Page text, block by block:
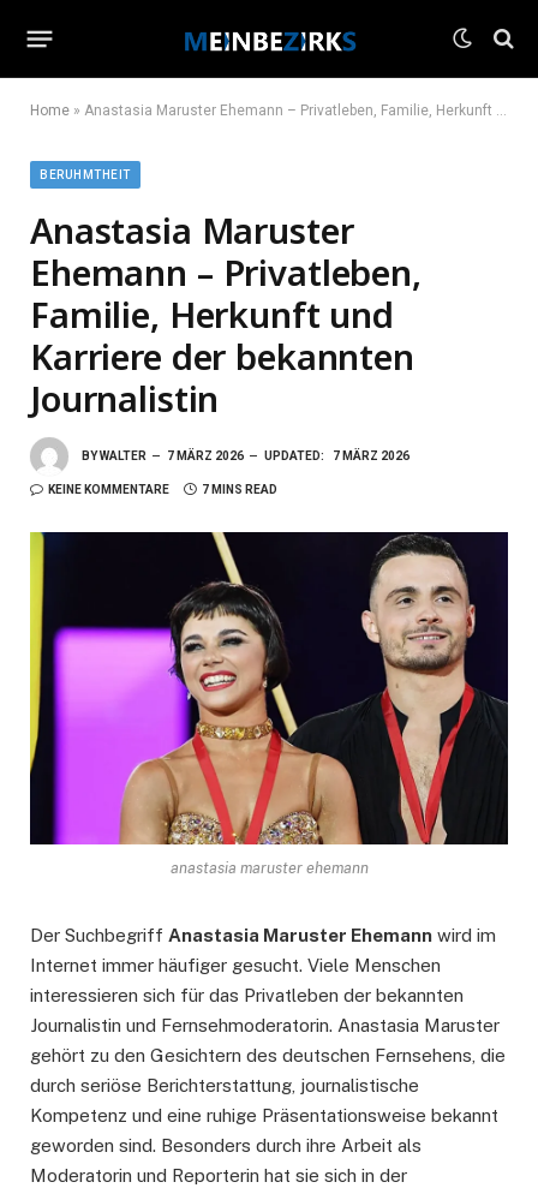
Home » Anastasia Maruster Ehemann – Privatleben, Familie, Herkunft und Karriere der bekannten Journalistin
BERUHMTHEIT
Anastasia Maruster
Ehemann – Privatleben,
Familie, Herkunft und
Karriere der bekannten
Journalistin
BYWALTER 7 MÄRZ 2026 UPDATED: 7 MÄRZ 2026
KEINE KOMMENTARE 7 MINS READ
anastasia maruster ehemann
Der Suchbegriff Anastasia Maruster Ehemann wird im
Internet immer häufiger gesucht. Viele Menschen
interessieren sich für das Privatleben der bekannten
Journalistin und Fernsehmoderatorin. Anastasia Maruster
gehört zu den Gesichtern des deutschen Fernsehens, die
durch seriöse Berichterstattung, journalistische
Kompetenz und eine ruhige Präsentationsweise bekannt
geworden sind. Besonders durch ihre Arbeit als
Moderatorin und Reporterin hat sie sich in der